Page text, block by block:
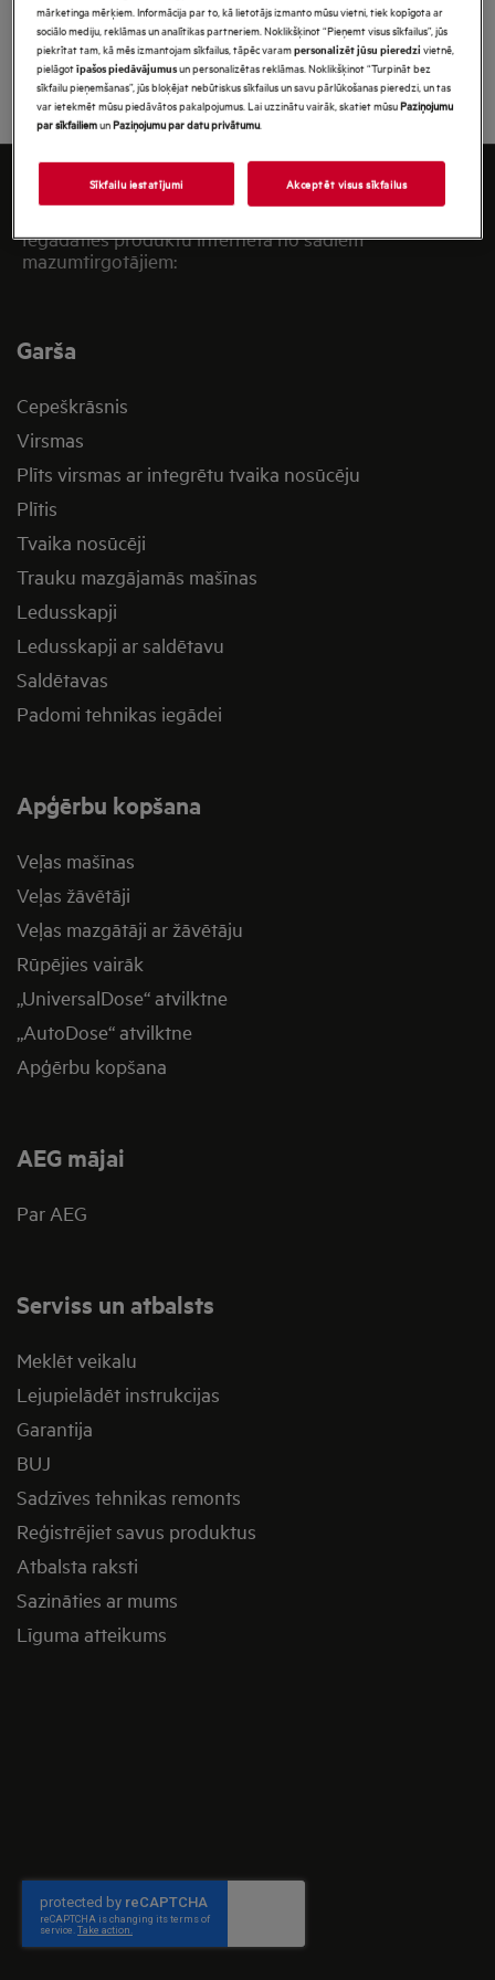
Pievienoties tagad
Iegādāties produktu internetā no šādiem
mazumtirgotājiem:
Garša
Cepeškrāsnis
Virsmas
Plīts virsmas ar integrētu tvaika nosūcēju
Plītis
Tvaika nosūcēji
Trauku mazgājamās mašīnas
Ledusskapji
Ledusskapji ar saldētavu
Saldētavas
Padomi tehnikas iegādei
Apģērbu kopšana
Veļas mašīnas
Veļas žāvētāji
Veļas mazgātāji ar žāvētāju
Rūpējies vairāk
„UniversalDose“ atvilktne
„AutoDose“ atvilktne
Apģērbu kopšana
AEG mājai
Par AEG
Serviss un atbalsts
Meklēt veikalu
Lejupielādēt instrukcijas
Garantija
BUJ
Sadzīves tehnikas remonts
Reģistrējiet savus produktus
Atbalsta raksti
Sazināties ar mums
Līguma atteikums
mārketinga mērķiem. Informācija par to, kā lietotājs izmanto mūsu vietni, tiek kopīgota ar
sociālo mediju, reklāmas un analītikas partneriem. Noklikšķinot “Pieņemt visus sīkfailus”, jūs
piekrītat tam, kā mēs izmantojam sīkfailus, tāpēc varampersonalizēt jūsu pieredzivietnē,
pielāgotīpašos piedāvājumusun personalizētas reklāmas. Noklikšķinot “Turpināt bez
sīkfailu pieņemšanas”, jūs bloķējat nebūtiskus sīkfailus un savu pārlūkošanas pieredzi, un tas
var ietekmēt mūsu piedāvātos pakalpojumus. Lai uzzinātu vairāk, skatiet mūsuPaziņojumu
par sīkfailiemunPaziņojumu par datu privātumu.
Sīkfailu iestatījumi Akceptēt visus sīkfailus